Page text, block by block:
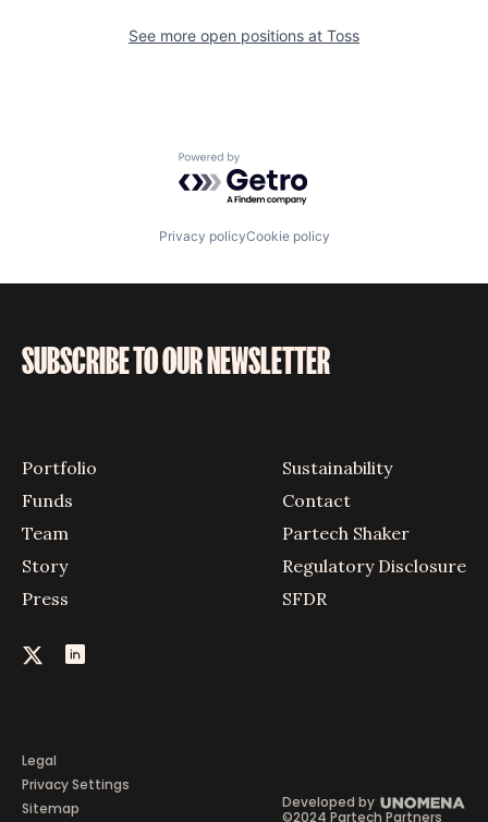
See more open positions at Toss
Powered by Getro.com
Privacy policyCookie policy
SUBSCRIBE TO OUR NEWSLETTER
Portfolio
Funds
Team
Story
Press
Sustainability
Contact
Partech Shaker
Regulatory Disclosure
SFDR
Legal
Privacy Settings
Sitemap
©2024 Partech Partners
Developed by